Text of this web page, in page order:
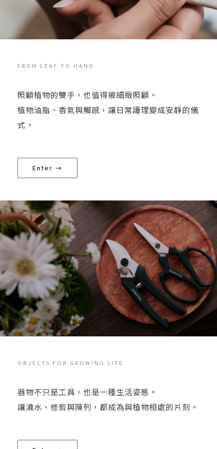
FROM LEAF TO HAND
照顧植物的雙手，也值得被細緻照顧。
植物油脂、香氣與觸感，讓日常護理變成安靜的儀
式。
Enter →
OBJECTS FOR GROWING LIFE
器物不只是工具，也是一種生活姿態。
讓澆水、修剪與陳列，都成為與植物相處的片刻。